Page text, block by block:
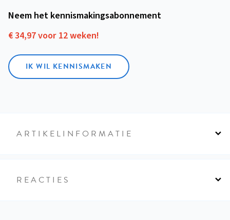
Neem het kennismakings­abonnement
€ 34,97 voor 12 weken!
IK WIL KENNISMAKEN
ARTIKELINFORMATIE
REACTIES